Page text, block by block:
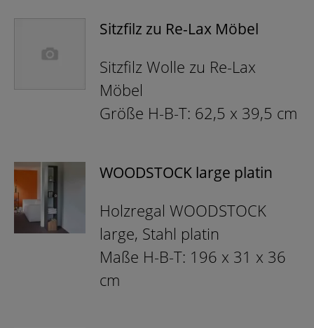
Sitzfilz zu Re-Lax Möbel
Sitzfilz Wolle zu Re-Lax
Möbel
Größe H-B-T: 62,5 x 39,5 cm
WOODSTOCK large platin
Holzregal WOODSTOCK
large, Stahl platin
Maße H-B-T: 196 x 31 x 36
cm